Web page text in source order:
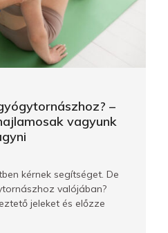
–
vagyunk
kérnek segítséget. De
valójában?
jeleket és előzze